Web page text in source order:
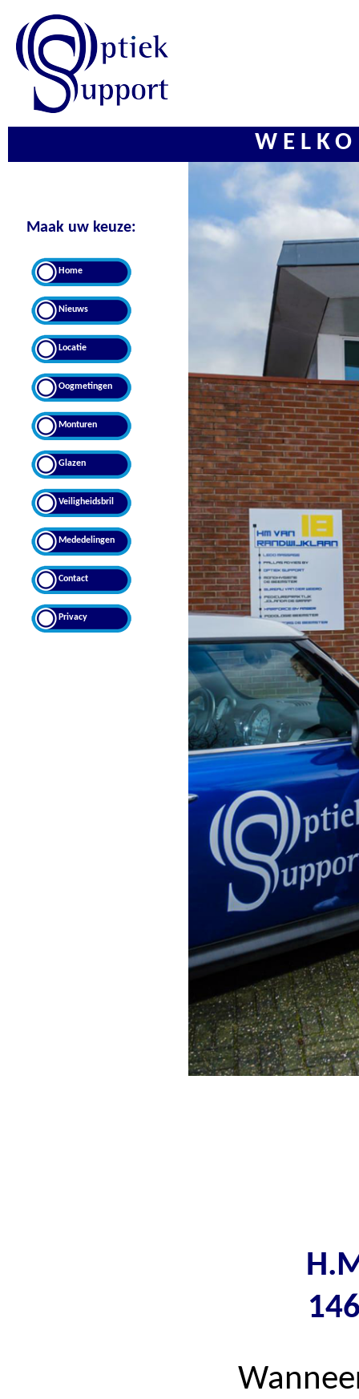
Maak uw keuze:
Home
Nieuws
Locatie
Oogmetingen
Monturen
Glazen
Veiligheidsbril
Mededelingen
Contact
Privacy